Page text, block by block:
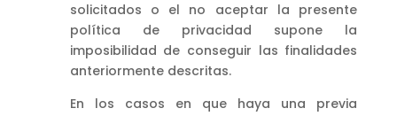
solicitados o el no aceptar la presente
política de privacidad supone la
imposibilidad de conseguir las finalidades
anteriormente descritas.
En los casos en que haya una previa